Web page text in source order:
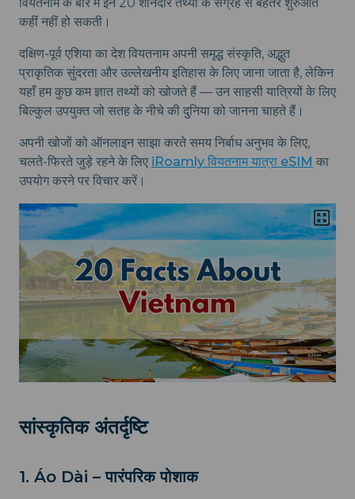
कहीं नहीं हो सकती।
दक्षिण-पूर्व एशिया का देश वियतनाम अपनी समृद्ध संस्कृति, अद्भुत
प्राकृतिक सुंदरता और उल्लेखनीय इतिहास के लिए जाना जाता है, लेकिन
यहाँ हम कुछ कम ज्ञात तथ्यों को खोजते हैं — उन साहसी यात्रियों के लिए
बिल्कुल उपयुक्त जो सतह के नीचे की दुनिया को जानना चाहते हैं।
अपनी खोजों को ऑनलाइन साझा करते समय निर्बाध अनुभव के लिए,
चलते-फिरते जुड़े रहने के लिए iRoamly वियतनाम यात्रा eSIM का
उपयोग करने पर विचार करें।
सांस्कृतिक अंतर्दृष्टि
1. Áo Dài – पारंपरिक पोशाक